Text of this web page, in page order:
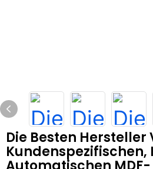
Die Besten Hersteller